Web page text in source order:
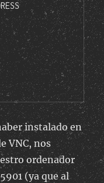
instalado en
VNC, nos
ordenador
(ya que al